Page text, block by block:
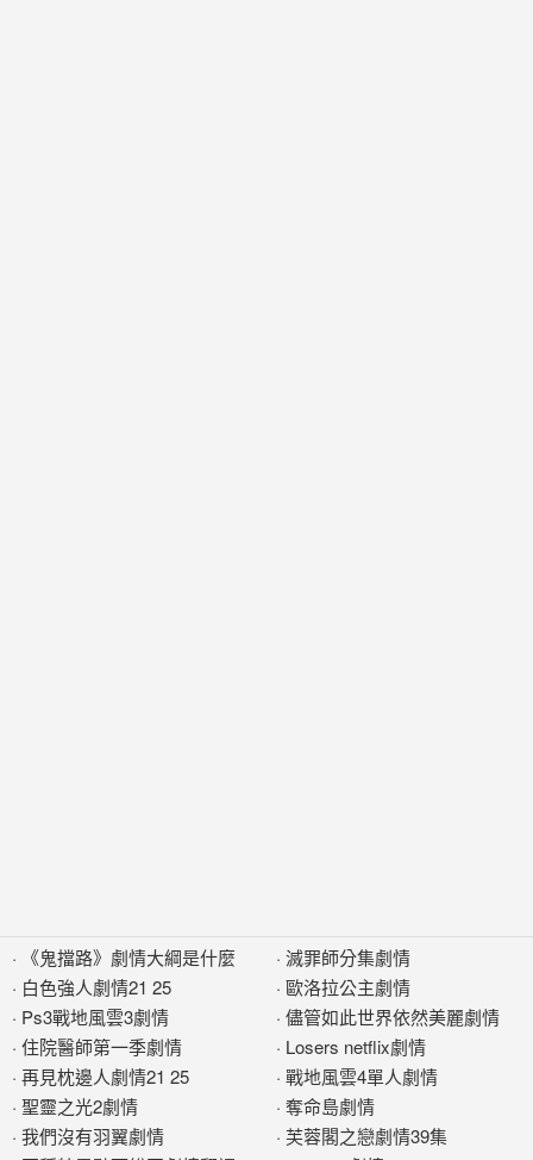
·
《鬼擋路》劇情大綱是什麼
· 白色強人劇情21 25
· Ps3戰地風雲3劇情
· 住院醫師第一季劇情
· 再見枕邊人劇情21 25
· 聖靈之光2劇情
· 我們沒有羽翼劇情
· 滅罪師分集劇情
· 歐洛拉公主劇情
· 儘管如此世界依然美麗劇情
· Losers netflix劇情
· 戰地風雲4單人劇情
· 奪命島劇情
· 芙蓉閣之戀劇情39集